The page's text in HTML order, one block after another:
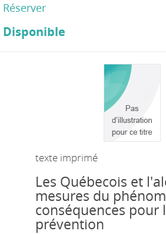
Réserver
Disponible
texte imprimé
Les Québecois et
mesures du
conséquences pour
prévention